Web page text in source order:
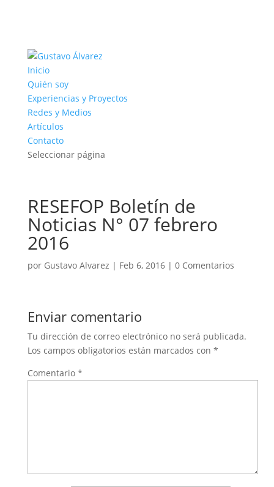
Inicio
Quién soy
Experiencias y Proyectos
Redes y Medios
Artículos
Contacto
Seleccionar página
RESEFOP Boletín de
Noticias N° 07 febrero
2016
por Gustavo Alvarez | Feb 6, 2016| 0 Comentarios
Enviar comentario
Tu dirección de correo electrónico no será publicada.
Los campos obligatorios están marcados con *
Comentario *